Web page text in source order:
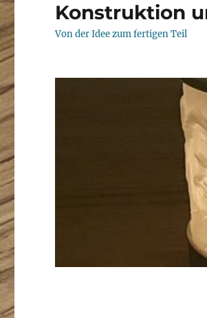
Konstruktion
Von der Idee zum fertigen Teil